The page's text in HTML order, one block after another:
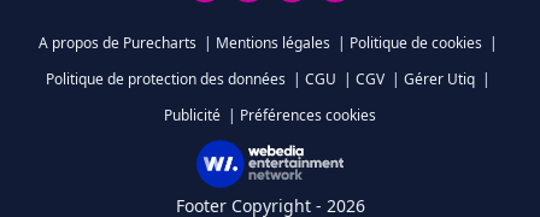
A propos de Purecharts | Mentions légales | Politique de cookies |
Politique de protection des données | CGU | CGV | Gérer Utiq |
Publicité | Préférences cookies
Footer Copyright - 2026